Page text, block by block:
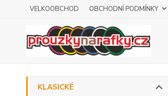
VELKOOBCHOD OBCHODNÍ PODMÍNKY
KLASICKÉ